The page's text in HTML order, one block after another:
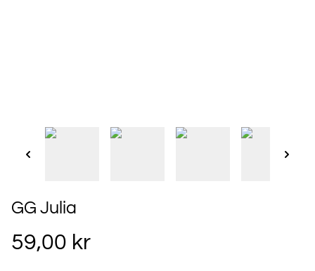
GG Julia
59,00 kr